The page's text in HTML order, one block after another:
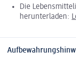
Die
herunterladen: